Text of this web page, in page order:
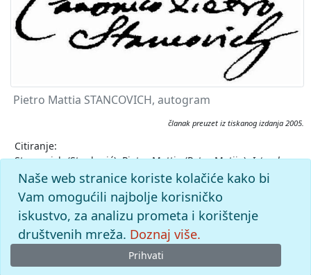
Pietro Mattia STANCOVICH, autogram
članak preuzet iz tiskanog izdanja 2005.
Citiranje:
Stancovich (Stanković), Pietro Mattia (Petar Matija).Istarska
enciklopedija (2005), mrežno izdanje.Leksikografski zavod
Miroslav Krleža, 2026. Pristupljeno 8.8.2026.
<https://istra.lzmk.hr/clanak/stancovich-stankovic-pietro-
mattia-petar-matija->.
Naše web stranice koriste kolačiće kako bi
Vam omogućili najbolje korisničko
iskustvo, za analizu prometa i korištenje
društvenih mreža. Doznaj više.
Prihvati
© 2026Leksikografski zavodMiroslav Krleža